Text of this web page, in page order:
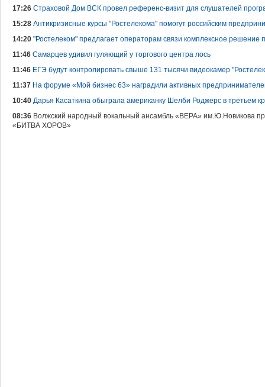
17:26 Страховой Дом ВСК провел референс-визит для слушателей
15:28 Антикризисные курсы "Ростелекома" помогут российским
14:20 "Ростелеком" предлагает операторам связи комплексное решение
11:46 Самарцев удивил гуляющий у торгового центра лось
11:46 ЕГЭ будут контролировать свыше 131 тысячи видеокамер
11:37 На форуме «Мой бизнес 63» наградили активных
10:40 Дарья Касаткина обыграла американку Шелби Роджерс в третьем
08:36 Волжский народный вокальный ансамбль «ВЕРА» им.Ю.Новикова
«БИТВА ХОРОВ»